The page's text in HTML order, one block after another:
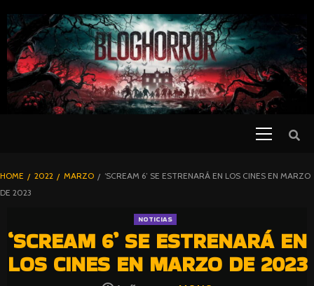
TO
CONTENT
BLOGHORROR
⋆
HOME 2022 MARZO
‘SCREAM 6’ SE ESTRENARÁ EN LOS CINES EN MARZO
DE 2023
NOTICIAS
‘SCREAM 6’ SE ESTRENARÁ EN
LOS CINES EN MARZO DE 2023